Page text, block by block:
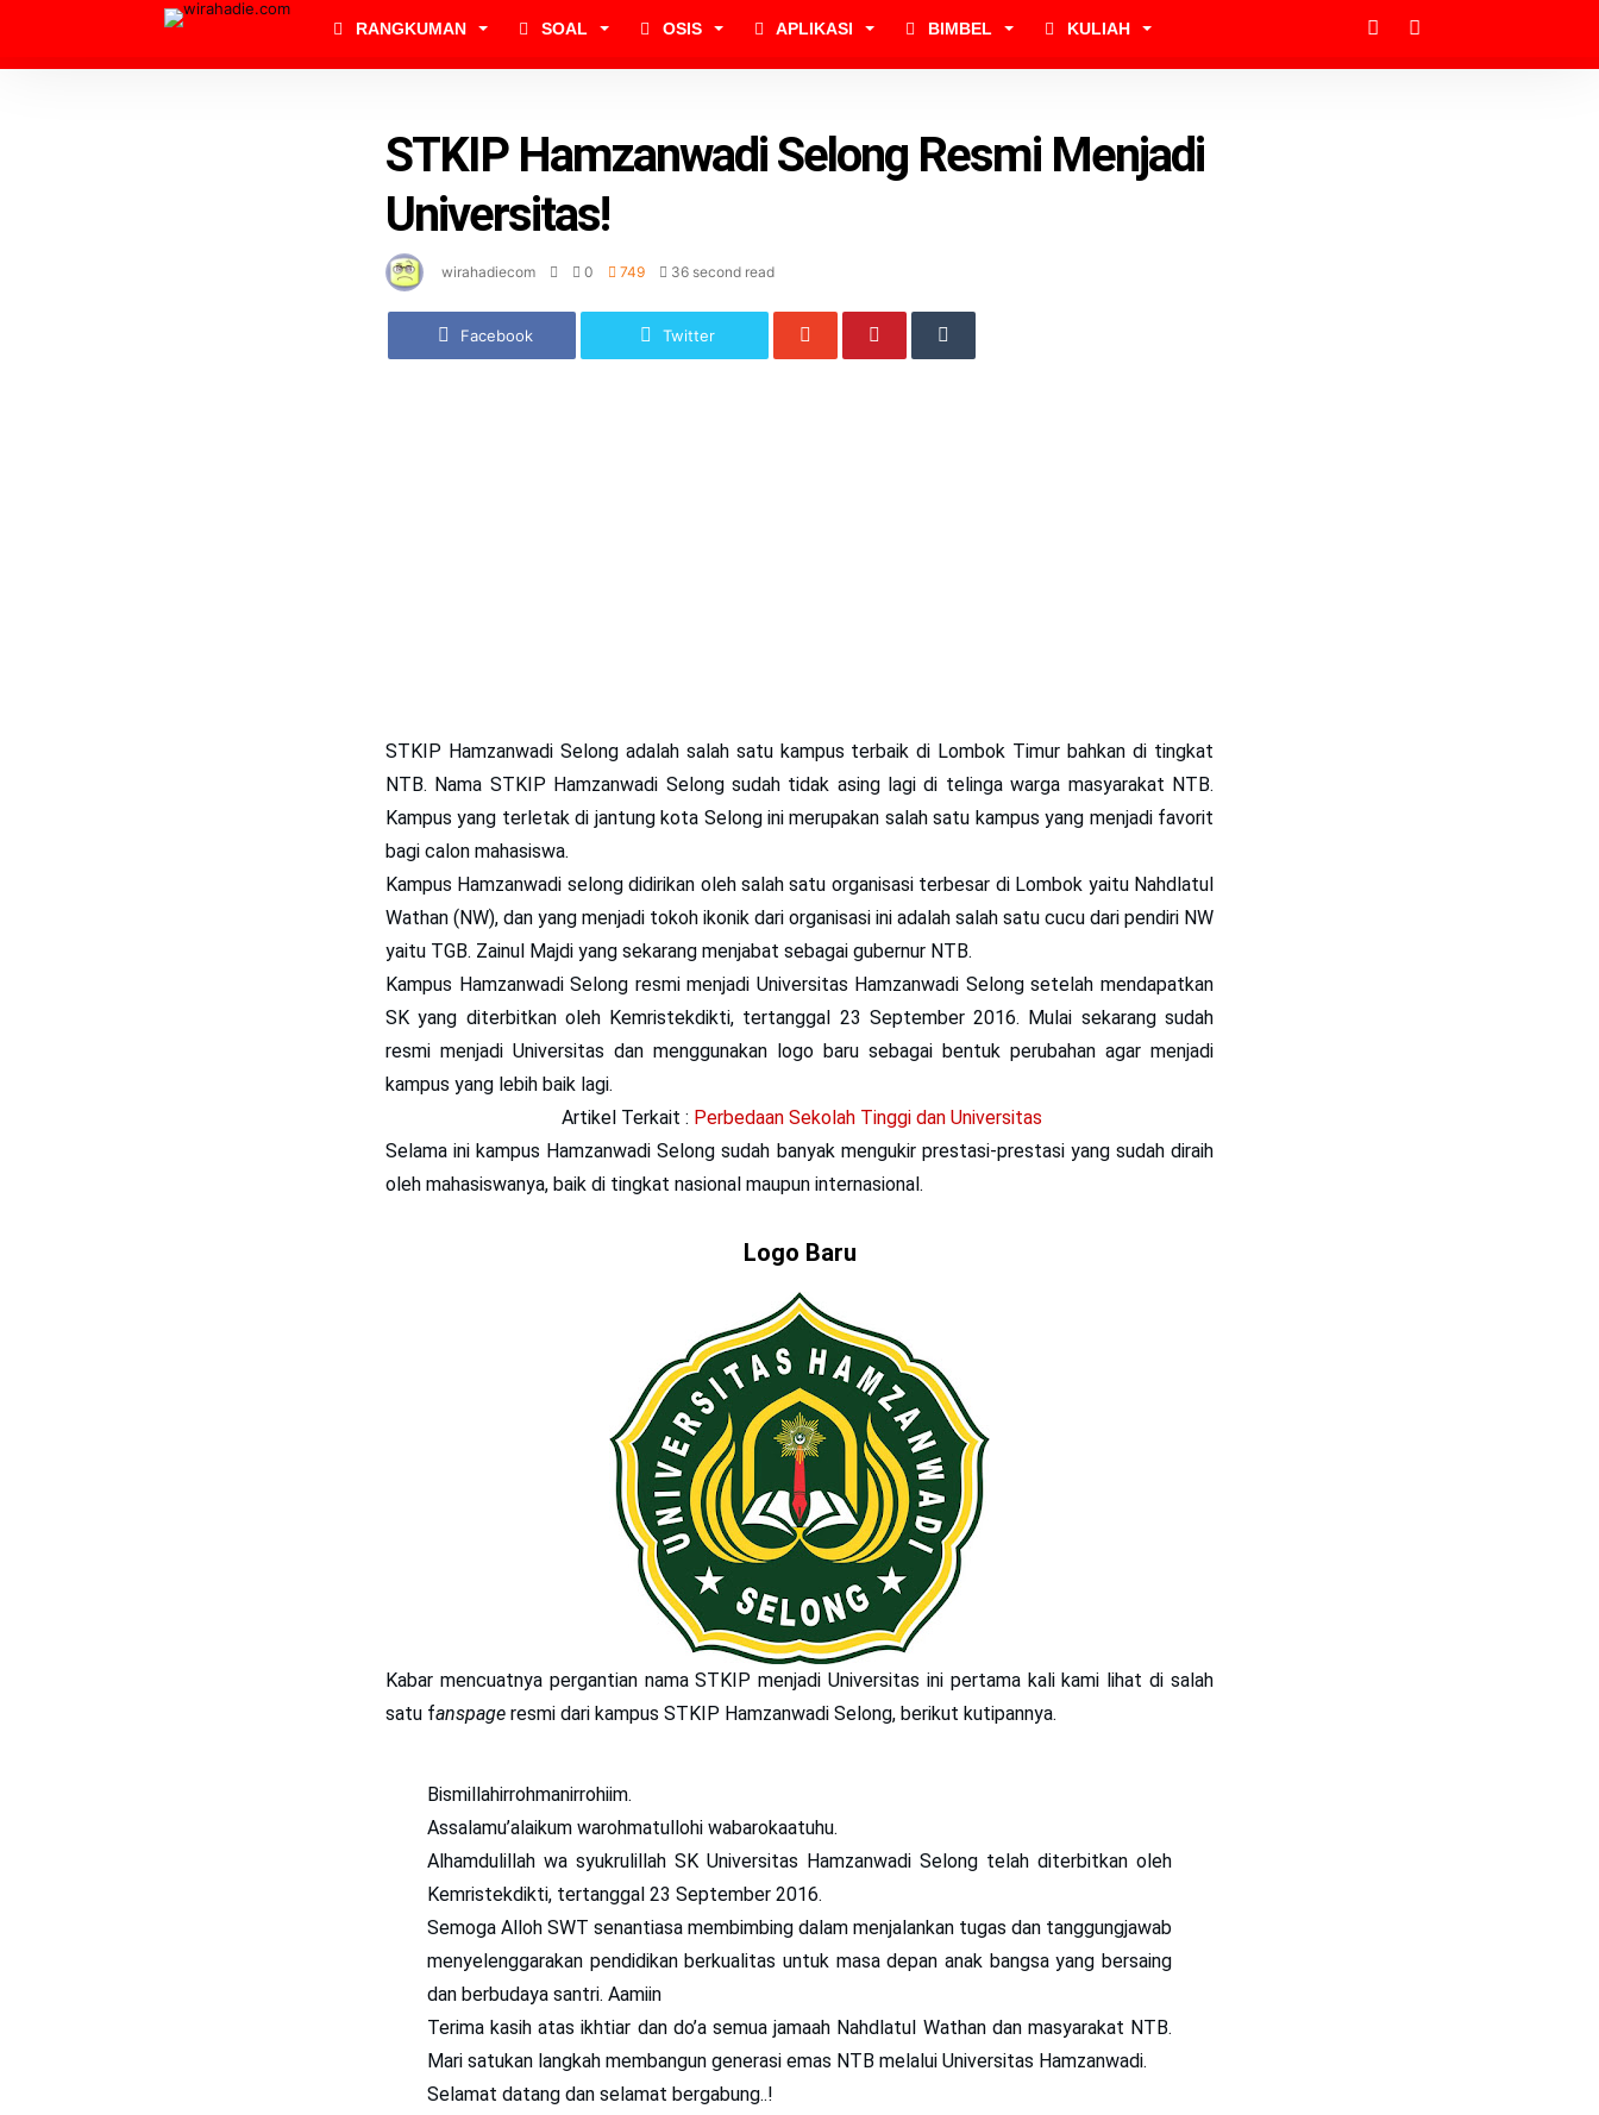
RANGKUMAN SOAL OSIS APLIKASI BIMBEL KULIAH
STKIP Hamzanwadi Selong Resmi Menjadi
Universitas!
wirahadiecom 0 749 36 second read
Facebook Twitter
STKIP Hamzanwadi Selong adalah salah satu kampus terbaik di Lombok Timur bahkan di tingkat
NTB. Nama STKIP Hamzanwadi Selong sudah tidak asing lagi di telinga warga masyarakat NTB.
Kampus yang terletak di jantung kota Selong ini merupakan salah satu kampus yang menjadi favorit
bagi calon mahasiswa.
Kampus Hamzanwadi selong didirikan oleh salah satu organisasi terbesar di Lombok yaitu Nahdlatul
Wathan (NW), dan yang menjadi tokoh ikonik dari organisasi ini adalah salah satu cucu dari pendiri NW
yaitu TGB. Zainul Majdi yang sekarang menjabat sebagai gubernur NTB.
Kampus Hamzanwadi Selong resmi menjadi Universitas Hamzanwadi Selongsetelah mendapatkan
SK yang diterbitkan oleh Kemristekdikti, tertanggal 23 September 2016. Mulai sekarang sudah
resmi menjadi Universitas dan menggunakan logo baru sebagai bentuk perubahan agar menjadi
kampus yang lebih baik lagi.
Artikel Terkait : Perbedaan Sekolah Tinggi dan Universitas
Selama ini kampus Hamzanwadi Selong sudah banyak mengukir prestasi-prestasi yang sudah diraih
oleh mahasiswanya, baik di tingkat nasional maupun internasional.
Logo Baru
Kabar mencuatnya pergantian nama STKIP menjadi Universitas ini pertama kali kami lihat di salah
satu fanspage resmi dari kampus STKIP Hamzanwadi Selong, berikut kutipannya.
Bismillahirrohmanirrohiim.
Assalamu’alaikum warohmatullohi wabarokaatuhu.
Alhamdulillah wa syukrulillah SK Universitas Hamzanwadi Selong telah diterbitkan oleh
Kemristekdikti, tertanggal 23 September 2016.
Semoga Alloh SWT senantiasa membimbing dalam menjalankan tugas dan tanggungjawab
menyelenggarakan pendidikan berkualitas untuk masa depan anak bangsa yang bersaing
dan berbudaya santri. Aamiin
Terima kasih atas ikhtiar dan do’a semua jamaah Nahdlatul Wathan dan masyarakat NTB.
Mari satukan langkah membangun generasi emas NTB melalui Universitas Hamzanwadi.
Selamat datang dan selamat bergabung..!